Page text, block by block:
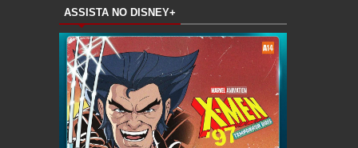
ASSISTA NO DISNEY+